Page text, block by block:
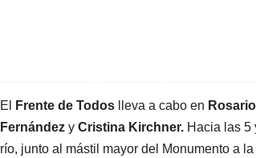
El Frente de Todoslleva a cabo en Rosario
FernándezyCristina Kirchner. Hacia las 5
río, junto al mástil mayor del Monumento a